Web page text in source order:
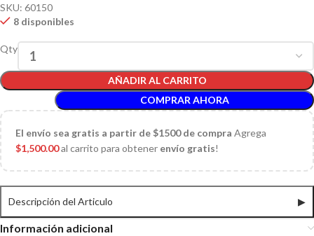
SKU: 60150
8 disponibles
Qty
AÑADIR AL CARRITO
COMPRAR AHORA
El envío sea gratis a partir de $1500 de compra Agrega
$1,500.00al carrito para obtener envío gratis!
Descripción del Articulo ▶
Información adicional